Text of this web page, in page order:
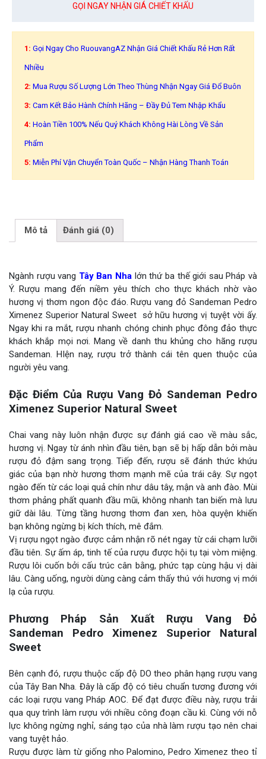
GỌI NGAY NHẬN GIÁ CHIẾT KHẤU
1: Gọi Ngay Cho RuouvangAZ Nhận Giá Chiết Khấu Rẻ Hơn Rất
Nhiều
2: Mua Rượu Số Lượng Lớn Theo Thùng Nhận Ngay Giá Đổ Buôn
3: Cam Kết Bảo Hành Chính Hãng – Đầy Đủ Tem Nhập Khẩu
4: Hoàn Tiền 100% Nếu Quý Khách Không Hài Lòng Về Sản
Phẩm
5: Miễn Phí Vận Chuyển Toàn Quốc – Nhận Hàng Thanh Toán
Mô tả Đánh giá (0)
Ngành rượu vang Tây Ban Nha lớn thứ ba thế giới sau Pháp và
Ý. Rượu mang đến niềm yêu thích cho thực khách nhờ vào
hương vị thơm ngon độc đáo. Rượu vang đỏ Sandeman Pedro
Ximenez Superior Natural Sweet sở hữu hương vị tuyệt vời ấy.
Ngay khi ra mắt, rượu nhanh chóng chinh phục đông đảo thực
khách khắp mọi nơi. Mang về danh thu khủng cho hãng rượu
Sandeman. HIện nay, rượu trở thành cái tên quen thuộc của
người yêu vang.
Đặc Điểm Của Rượu Vang Đỏ Sandeman Pedro
Ximenez Superior Natural Sweet
Chai vang này luôn nhận được sự đánh giá cao về màu sắc,
hương vị. Ngay từ ánh nhìn đầu tiên, bạn sẽ bị hấp dẫn bởi màu
rượu đỏ đậm sang trọng. Tiếp đến, rượu sẽ đánh thức khứu
giác của bạn nhờ hương thơm mạnh mẽ của trái cây. Sự ngọt
ngào đến từ các loại quả chín như dâu tây, mận và anh đào. Mùi
thơm phảng phất quanh đầu mũi, không nhanh tan biến mà lưu
giữ dài lâu. Từng tầng hương thơm đan xen, hòa quyện khiến
bạn không ngừng bị kích thích, mê đắm.
Vị rượu ngọt ngào được cảm nhận rõ nét ngay từ cái chạm lưỡi
đầu tiên. Sự ấm áp, tinh tế của rượu được hội tụ tại vòm miệng.
Rượu lôi cuốn bởi cấu trúc cân bằng, phức tạp cùng hậu vị dài
lâu. Càng uống, người dùng càng cảm thấy thú với hương vị mới
lạ của rượu.
Phương Pháp Sản Xuất Rượu Vang Đỏ
Sandeman Pedro Ximenez Superior Natural
Sweet
Bên cạnh đó, rượu thuộc cấp độ DO theo phân hạng rượu vang
của Tây Ban Nha. Đây là cấp độ có tiêu chuẩn tương đương với
các loại rượu vang Pháp AOC. Để đạt được điều này, rượu trải
qua quy trình làm rượu với nhiều công đoạn cầu kì. Cùng với nỗ
lực không ngừng nghỉ, sáng tạo của nhà làm rượu tạo nên chai
vang tuyệt hảo.
Rượu được làm từ giống nho Palomino, Pedro Ximenez theo tỉ